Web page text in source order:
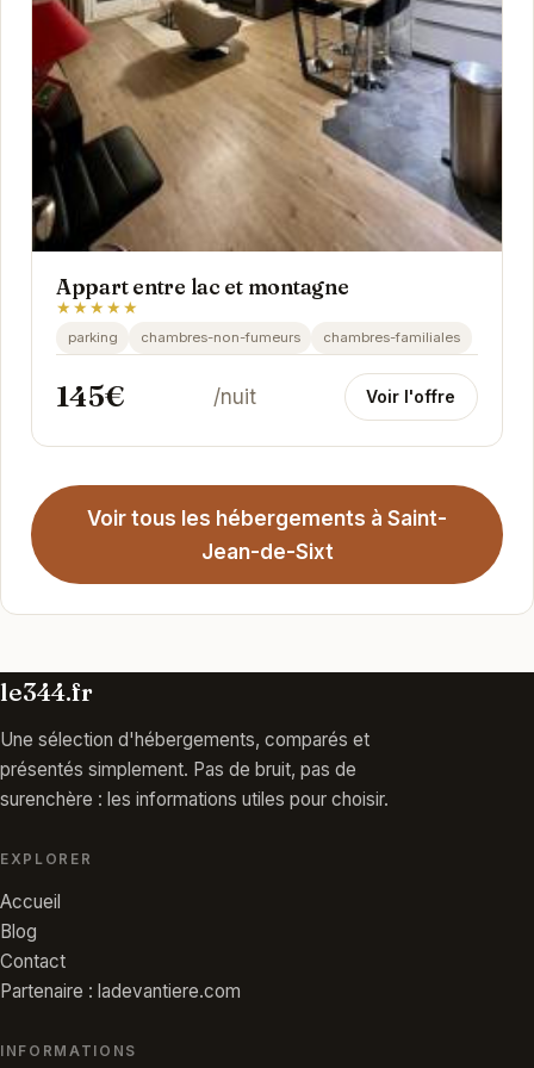
Appart entre lac et montagne
★★★★★
parking chambres-non-fumeurs chambres-familiales
145€ /nuit Voir l'offre
Voir tous les hébergements à Saint-
Jean-de-Sixt
le344.fr
Une sélection d'hébergements, comparés et
présentés simplement. Pas de bruit, pas de
surenchère : les informations utiles pour choisir.
EXPLORER
Accueil
Blog
Contact
Partenaire : ladevantiere.com
INFORMATIONS